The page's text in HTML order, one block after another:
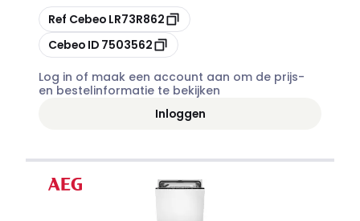
Kopiëren
Ref Cebeo LR73R862
Kopiëren
Cebeo ID 7503562
Log in of maak een account aan om de prijs-
en bestelinformatie te bekijken
Inloggen